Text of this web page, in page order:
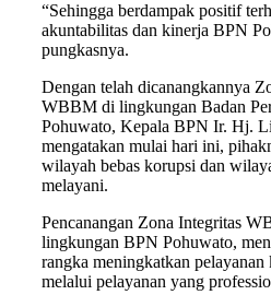
“Sehingga berdampak positif
akuntabilitas dan kinerja BPN
pungkasnya.
Dengan telah dicanangkannya
WBBM di lingkungan Badan
Pohuwato, Kepala BPN Ir. Hj.
mengatakan mulai hari ini,
wilayah bebas korupsi dan
melayani.
Pencanangan Zona Integritas
lingkungan BPN Pohuwato,
rangka meningkatkan pelayanan
melalui pelayanan yang